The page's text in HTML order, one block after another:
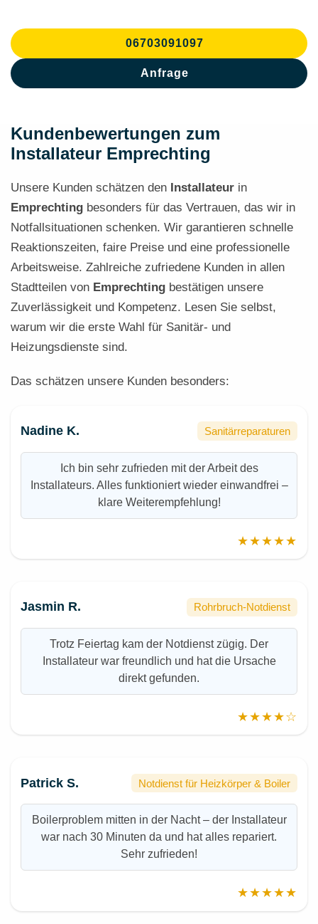
06703091097
Anfrage
Kundenbewertungen zum
Installateur Emprechting
Unsere Kunden schätzen den Installateur in
Emprechting besonders für das Vertrauen, das wir in
Notfallsituationen schenken. Wir garantieren schnelle
Reaktionszeiten, faire Preise und eine professionelle
Arbeitsweise. Zahlreiche zufriedene Kunden in allen
Stadtteilen von Emprechting bestätigen unsere
Zuverlässigkeit und Kompetenz. Lesen Sie selbst,
warum wir die erste Wahl für Sanitär- und
Heizungsdienste sind.
Das schätzen unsere Kunden besonders:
Nadine K. Sanitärreparaturen
Ich bin sehr zufrieden mit der Arbeit des
Installateurs. Alles funktioniert wieder einwandfrei –
klare Weiterempfehlung!
★★★★★
Jasmin R. Rohrbruch-Notdienst
Trotz Feiertag kam der Notdienst zügig. Der
Installateur war freundlich und hat die Ursache
direkt gefunden.
★★★★☆
Patrick S. Notdienst für Heizkörper & Boiler
Boilerproblem mitten in der Nacht – der Installateur
war nach 30 Minuten da und hat alles repariert.
Sehr zufrieden!
★★★★★